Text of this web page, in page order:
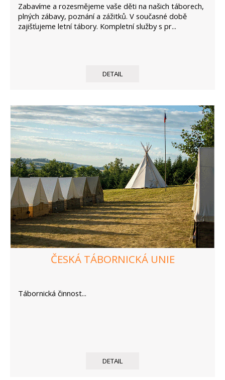
Zabavíme a rozesmějeme vaše děti na našich táborech,
plných zábavy, poznání a zážitků. V současné době
zajišťujeme letní tábory. Kompletní služby s pr...
DETAIL
ČESKÁ TÁBORNICKÁ UNIE
Tábornická činnost...
DETAIL